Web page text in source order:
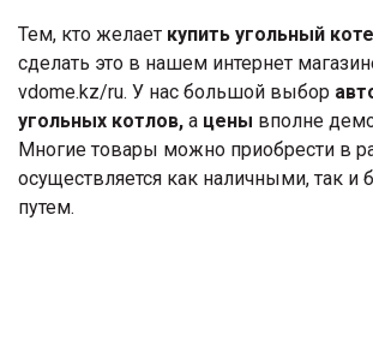
Тем, кто желает купить угольный
сделать это в нашем интернет
vdome.kz/ru. У нас большой выбор
угольных котлов, а цены вполне
Многие товары можно приобрести в
осуществляется как наличными, так и
путем.